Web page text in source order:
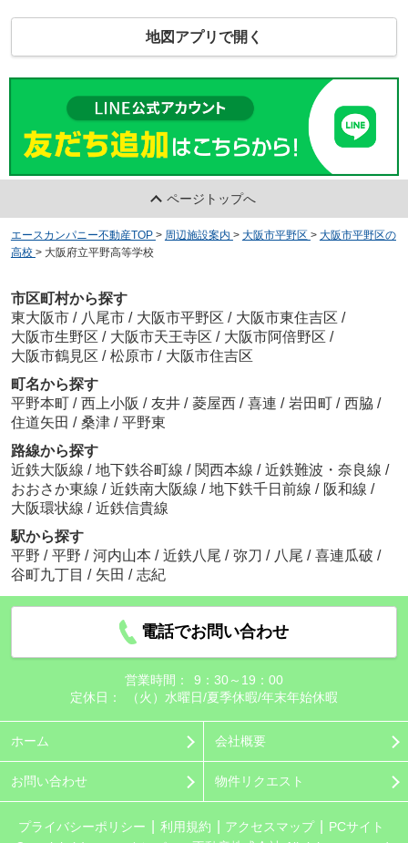
地図アプリで開く
ページトップへ
エースカンパニー不動産TOP > 周辺施設案内 > 大阪市平野区 > 大阪市平野区の
高校 > 大阪府立平野高等学校
市区町村から探す
東大阪市 / 八尾市 / 大阪市平野区 / 大阪市東住吉区 /
大阪市生野区 / 大阪市天王寺区 / 大阪市阿倍野区 /
大阪市鶴見区 / 松原市 / 大阪市住吉区
町名から探す
平野本町 / 西上小阪 / 友井 / 菱屋西 / 喜連 / 岩田町 / 西脇 /
住道矢田 / 桑津 / 平野東
路線から探す
近鉄大阪線 / 地下鉄谷町線 / 関西本線 / 近鉄難波・奈良線 /
おおさか東線 / 近鉄南大阪線 / 地下鉄千日前線 / 阪和線 /
大阪環状線 / 近鉄信貴線
駅から探す
平野 / 平野 / 河内山本 / 近鉄八尾 / 弥刀 / 八尾 / 喜連瓜破 /
谷町九丁目 / 矢田 / 志紀
電話でお問い合わせ
営業時間：
9：30～19：00
定休日：
（火）水曜日/夏季休暇/年末年始休暇
ホーム 会社概要
お問い合わせ 物件リクエスト
プライバシーポリシー 利用規約 アクセスマップ
PCサイト